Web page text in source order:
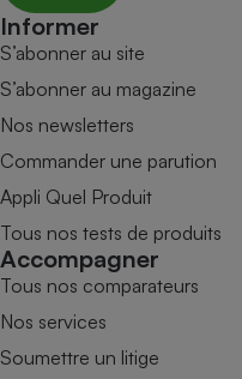
Informer
S’abonner au site
S’abonner au magazine
Nos newsletters
Commander une parution
Appli Quel Produit
Tous nos tests de produits
Accompagner
Tous nos comparateurs
Nos services
Soumettre un litige